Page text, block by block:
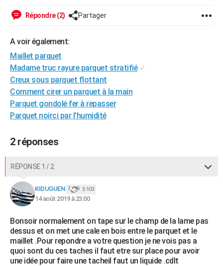
Alimentation
Guide de la santé
Maladies
Médicaments
Sommeil
VOYAGE
GUIDES D'ACHAT
BONS PLANS
CARTE DE VOEUX
Carte de Noël
Carte Bonne année
Carte Saint-Valentin
Carte Pâques
Carte d'anniversaire
DICTIONNAIRE
S'inscrire
Se connecter
Lycées
Collèges
Primaires
Universités
Entreprises
Service militaire
Avis de recherche
FORUM
Répondre (2) Partager
A voir également:
Maillet parquet
Madame truc rayure parquet stratifié ✓
Creux sous parquet flottant
Comment cirer un parquet à la main
Parquet gondolé fer à repasser
Parquet noirci par l'humidité
2 réponses
RÉPONSE 1 / 2
KIDUGUEN 5 103
14 août 2019 à 23:00
Bonsoir normalement on tape sur le champ de la lame pas
dessus et on met une cale en bois entre le parquet et le
maillet .Pour repondre a votre question je ne vois pas a
quoi sont du ces taches il faut etre sur place pour avoir
une idée pour faire une tacheil faut un liquide .cdlt